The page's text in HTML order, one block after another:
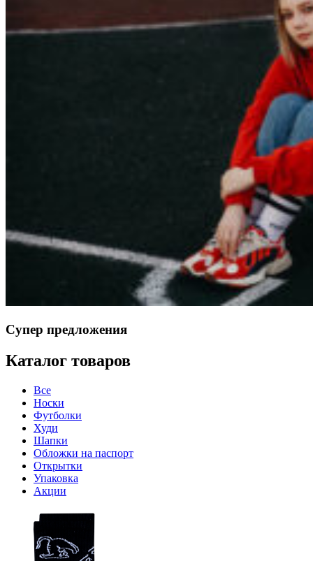
Супер предложения
Каталог товаров
Все
Носки
Футболки
Худи
Шапки
Обложки на паспорт
Открытки
Упаковка
Акции